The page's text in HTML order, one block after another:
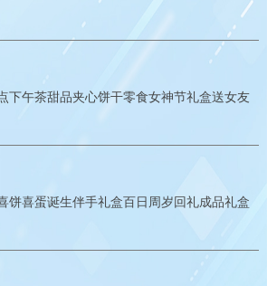
下午茶甜品夹心饼干零食女神节礼盒送女友
饼喜蛋诞生伴手礼盒百日周岁回礼成品礼盒